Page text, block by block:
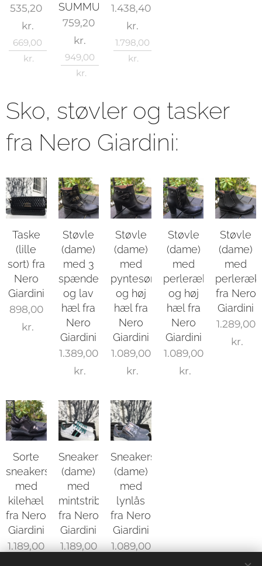
535,20
kr.
669,00
kr.
SUMMUM
759,20
kr.
949,00
kr.
1.438,40
kr.
1.798,00
kr.
Sko, støvler og tasker
fra Nero Giardini:
Taske
(lille
sort) fra
Nero
Giardini
898,00
kr.
Støvle
(dame)
med 3
spænder
og lav
hæl fra
Nero
Giardini
1.389,00
kr.
Støvle
(dame)
med
pyntesøm
og høj
hæl fra
Nero
Giardini
1.089,00
kr.
Støvle
(dame)
med
perlerække
og høj
hæl fra
Nero
Giardini
1.089,00
kr.
Støvle
(dame)
med
fra Nero
Giardini
1.289,00
kr.
Sorte
sneakers
med
kilehæl
fra Nero
Giardini
1.189,00
Sneakers
(dame)
med
mintstribe
fra Nero
Giardini
1.189,00
Sneakers
(dame)
med
lynlås
fra Nero
Giardini
1.089,00